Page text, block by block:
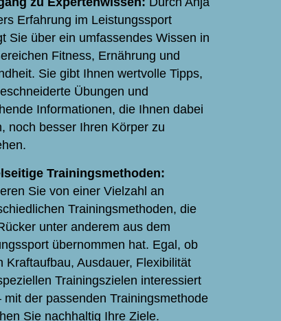
Erfahrung im Leistungssport
Sie über ein umfassendes Wissen in
Fitness, Ernährung und
Sie gibt Ihnen wertvolle Tipps,
Übungen und
Informationen, die Ihnen dabei
noch besser Ihren Körper zu
Trainingsmethoden:
Sie von einer Vielzahl an
Trainingsmethoden, die
unter anderem aus dem
übernommen hat. Egal, ob
Kraftaufbau, Ausdauer, Flexibilität
Trainingszielen interessiert
mit der passenden Trainingsmethode
Sie nachhaltig Ihre Ziele.